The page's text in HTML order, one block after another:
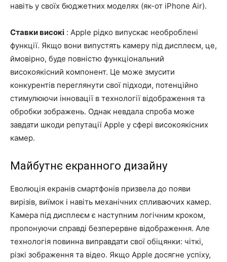
навіть у своїх бюджетних моделях (як-от iPhone Air).
Ставки високі : Apple рідко випускає необроблені
функції. Якщо вони випустять камеру під дисплеєм, це,
ймовірно, буде повністю функціональний
високоякісний компонент. Це може змусити
конкурентів переглянути свої підходи, потенційно
стимулюючи інновації в технології відображення та
обробки зображень. Однак невдала спроба може
завдати шкоди репутації Apple у сфері високоякісних
камер.
Майбутнє екранного дизайну
Еволюція екранів смартфонів призвела до появи
вирізів, виїмок і навіть механічних спливаючих камер.
Камера під дисплеєм є наступним логічним кроком,
пропонуючи справді безперервне відображення. Але
технологія повинна виправдати свої обіцянки: чіткі,
різкі зображення та відео. Якщо Apple досягне успіху,